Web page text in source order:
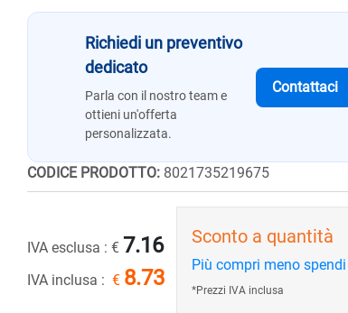
Richiedi un preventivo
dedicato
Parla con il nostro team e
ottieni un'offerta
personalizzata.
Contattaci
CODICE PRODOTTO: 8021735219675
IVA esclusa : € 7.16
IVA inclusa : € 8.73
Sconto a quantità
Più compri meno spendi
*Prezzi IVA inclusa